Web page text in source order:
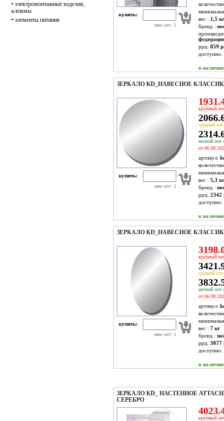
• электромонтажные изделия,
клеммы
• элементы питания
купить:
мин опт: 1
вес : 1,5 кг
бренд :
ррц: 859
доступно:
в наличии
ЗЕРКАЛО KD_НАВЕСНОЕ КЛАССИК-
купить:
мин опт: 1
крупный
средний
мелкий опт
от
артикул:
вес : 5,3 кг
бренд :
ррц: 2342
доступно:
в наличии
ЗЕРКАЛО KD_НАВЕСНОЕ КЛАССИК-
купить:
мин опт: 1
крупный
средний
мелкий опт
от
артикул:
вес : 7 кг
бренд :
ррц: 3877
доступно:
в наличии
ЗЕРКАЛО KD_ НАСТЕННОЕ ATTACHE
СЕРЕБРО
крупный